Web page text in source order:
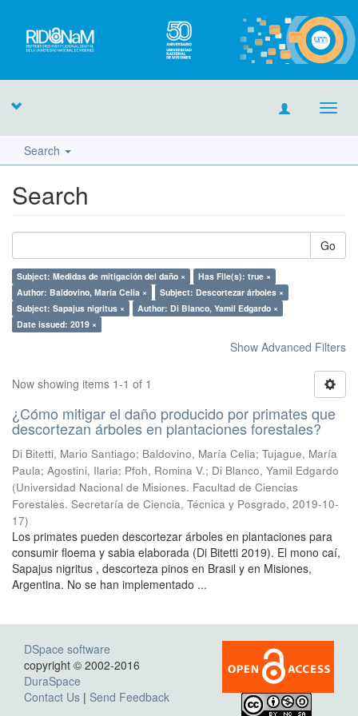
Search
Search
Go
Subject: Medidas de mitigación del daño ×
Has File(s): true ×
Author: Baldovino, María Celia ×
Subject: Descortezar árboles ×
Subject: Sapajus nigritus ×
Author: Di Blanco, Yamil Edgardo ×
Date issued: 2019 ×
Show Advanced Filters
Now showing items 1-1 of 1
¿Cómo mitigar el daño producido por primates que
descortezan árboles en plantaciones forestales?
Di Bitetti, Mario Santiago; Baldovino, María Celia; Tujague, María
Paula; Agostini, Ilaria; Pfoh, Romina V.; Di Blanco, Yamil Edgardo
(Universidad Nacional de Misiones. Facultad de Ciencias
Forestales. Secretaría de Ciencia, Técnica y Posgrado, 2019-10-
17)
Los primates pueden descortezar árboles en plantaciones para
consumir floema y sabia elaborada (Di Bitetti 2019). El mono caí,
Sapajus nigritus , descorteza pinos en Brasil y en Misiones,
Argentina. No se han implementado ...
DSpace software
copyright © 2002-2016
DuraSpace
Contact Us | Send Feedback